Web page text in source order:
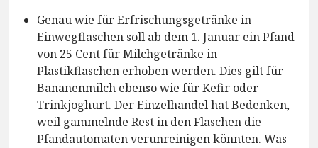
Genau wie für Erfrischungsgetränke in
Einwegflaschen soll ab dem 1. Januar ein Pfand
von 25 Cent für Milchgetränke in
Plastikflaschen erhoben werden. Dies gilt für
Bananenmilch ebenso wie für Kefir oder
Trinkjoghurt. Der Einzelhandel hat Bedenken,
weil gammelnde Rest in den Flaschen die
Pfandautomaten verunreinigen könnten. Was